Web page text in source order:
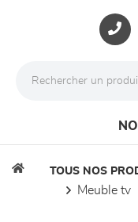
TOUS NOS
meuble tv